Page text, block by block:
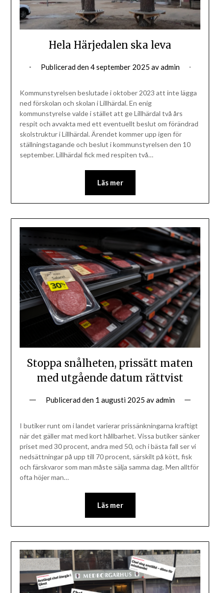
Hela Härjedalen ska leva
Publicerad den4 september 2025 avadmin
Kommunstyrelsen beslutade i oktober 2023 att inte lägga
ned förskolan och skolan i Lillhärdal. En enig
kommunstyrelse valde i stället att ge Lillhärdal två års
respit och avvakta med ett eventuellt beslut om förändrad
skolstruktur i Lillhärdal. Ärendet kommer upp igen för
ställningstagande och beslut i kommunstyrelsen den 10
september. Lillhärdal fick med respiten två…
Läs mer
Stoppa snålheten, prissätt maten
med utgående datum rättvist
Publicerad den 1 augusti 2025 avadmin
I butiker runt om i landet varierar prissänkningarna kraftigt
när det gäller mat med kort hållbarhet. Vissa butiker sänker
priset med 30 procent, andra med 50, och i bästa fall ser vi
nedsättningar på upp till 70 procent, särskilt på kött, fisk
och färskvaror som man måste sälja samma dag. Men alltför
ofta höjer man…
Läs mer